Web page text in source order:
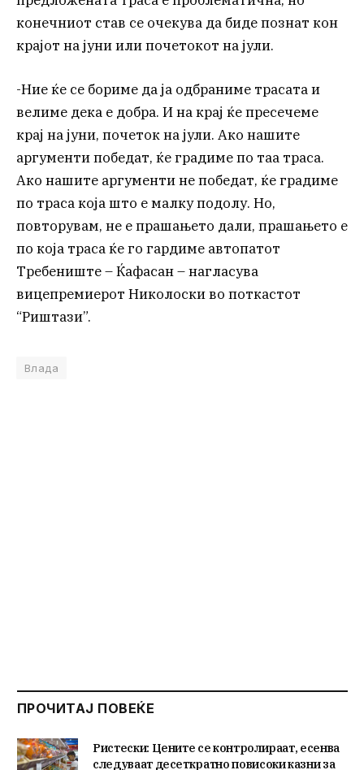
конечниот став се очекува да биде познат кон
крајот на јуни или почетокот на јули.
-Ние ќе се бориме да ја одбраниме трасата и
велиме дека е добра. И на крај ќе пресечеме
крај на јуни, почеток на јули. Ако нашите
аргументи победат, ќе градиме по таа траса.
Ако нашите аргументи не победат, ќе градиме
по траса која што е малку подолу. Но,
повторувам, не е прашањето дали, прашањето е
по која траса ќе го гардиме автопатот
Требениште – Ќафасан – нагласува
вицепремиерот Николоски во поткастот
“Риштази”.
Влада
ПРОЧИТАЈ ПОВЕЌЕ
Ристески: Цените се контролираат, есенва
следуваат десеткратно повисоки казни за